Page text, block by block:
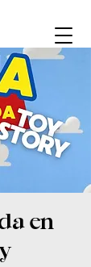
en